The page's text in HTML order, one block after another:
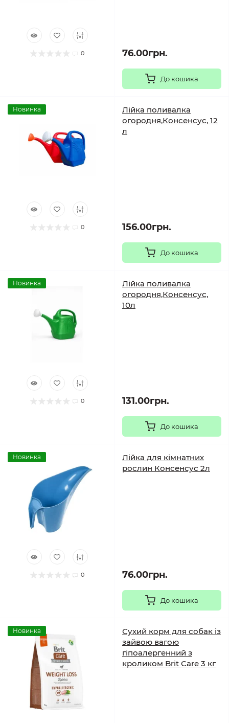
0 76.00грн.
До кошика
Новинка
0
Лійка поливалка
огородня,Консенсус, 12
л
156.00грн.
До кошика
Новинка
0
Лійка поливалка
огородня,Консенсус,
10л
131.00грн.
До кошика
Новинка
0
Лійка для кімнатних
рослин Консенсус 2л
76.00грн.
До кошика
Новинка
Сухий корм для собак із
зайвою вагою
гіпоалергенний з
кроликом Brit Care 3 кг